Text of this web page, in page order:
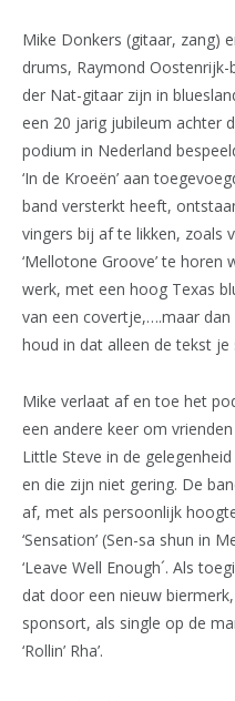
Mike Donkers (gitaar, zang)
drums, Raymond Oostenrijk-
der Nat-gitaar zijn in
een 20 jarig jubileum achter
podium in Nederland
‘In de Kroeën’ aan
band versterkt heeft,
vingers bij af te likken, zoals
‘Mellotone Groove’ te horen
werk, met een hoog Texas
van een covertje,….maar dan
houd in dat alleen de tekst
Mike verlaat af en toe het
een andere keer om
Little Steve in de
en die zijn niet gering. De
af, met als persoonlijk
‘Sensation’ (Sen-sa shun in
‘Leave Well Enough´. Als
dat door een nieuw
sponsort, als single op de
‘Rollin’ Rha’.